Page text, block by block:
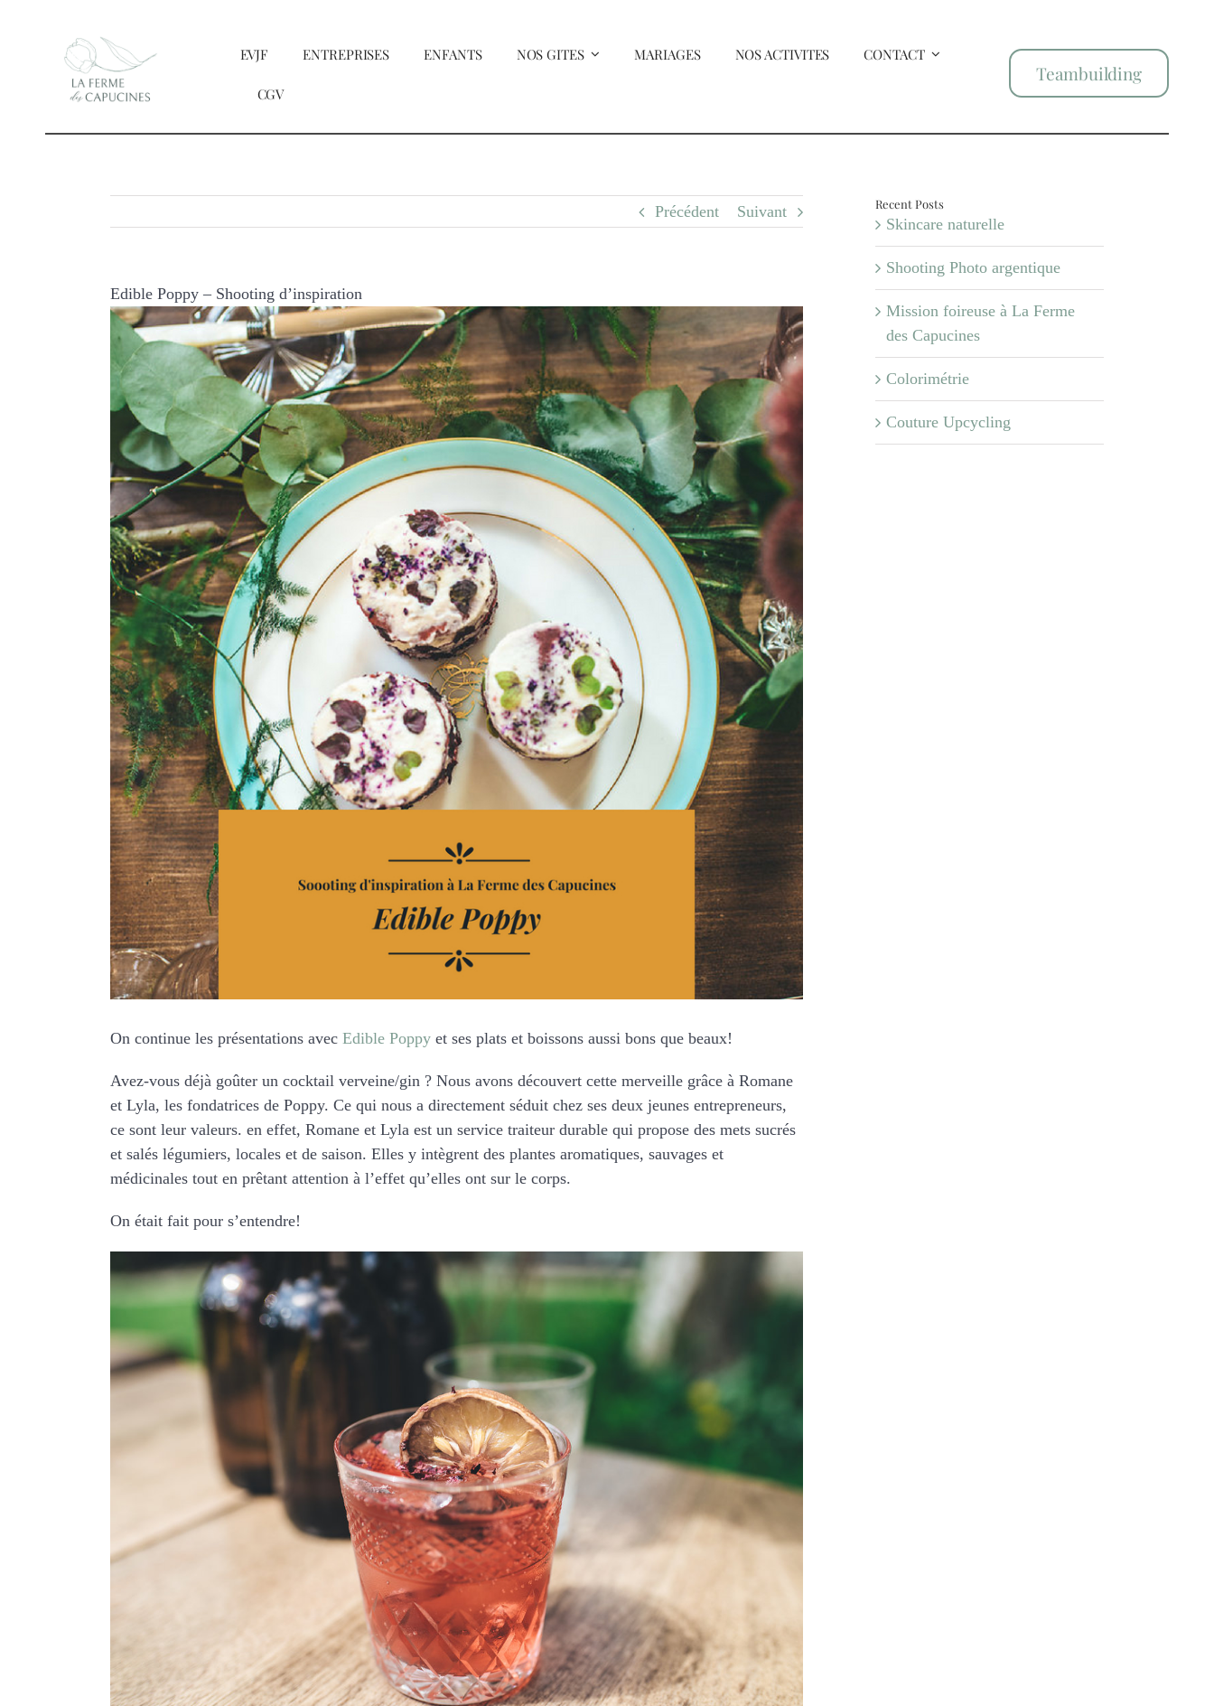
EVJF ENTREPRISES ENFANTS NOS GITES MARIAGES NOS ACTIVITES CONTACT
CGV
Teambuilding
Précédent Suivant
Edible Poppy – Shooting d’inspiration
Voir
l'image
agrandie
On continue les présentations avec Edible Poppy et ses plats et boissons aussi bons que beaux!
Avez-vous déjà goûter un cocktail verveine/gin ? Nous avons découvert cette merveille grâce à Romane
et Lyla, les fondatrices de Poppy. Ce qui nous a directement séduit chez ses deux jeunes entrepreneurs,
ce sont leur valeurs. en effet, Romane et Lyla est un service traiteur durable qui propose des mets sucrés
et salés légumiers, locales et de saison. Elles y intègrent des plantes aromatiques, sauvages et
médicinales tout en prêtant attention à l’effet qu’elles ont sur le corps.
On était fait pour s’entendre!
Recent Posts
Skincare naturelle
Shooting Photo argentique
Mission foireuse à La Ferme
des Capucines
Colorimétrie
Couture Upcycling